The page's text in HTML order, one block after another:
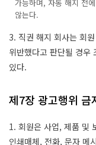
가능하며, 자동 해지 전
않는다.
3. 직권 해지 회사는 회
위반했다고 판단될 경우
있다.
제7장 광고행위 금
1. 회원은 사업, 제품 및
인쇄매체, 전화, 문자 메